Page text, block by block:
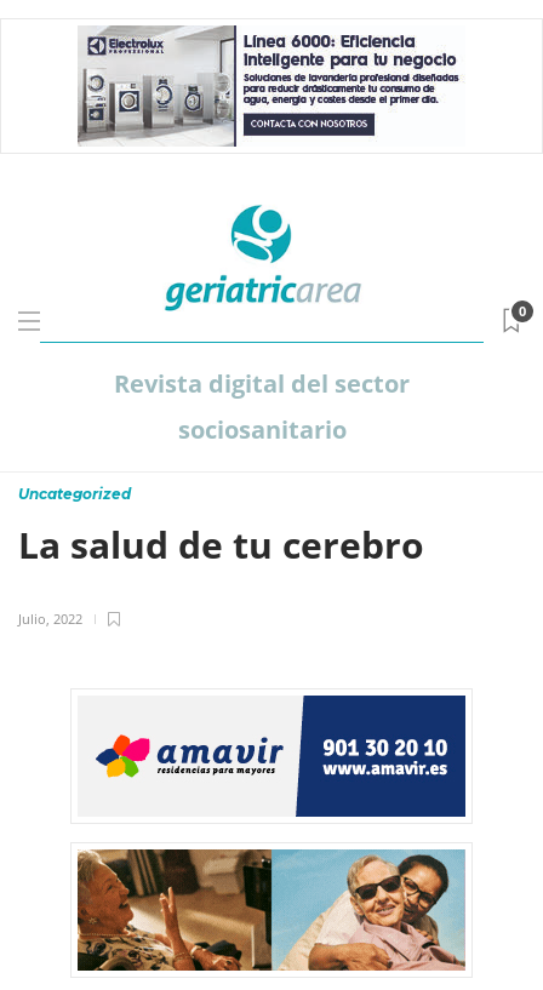
Revista digital del sector
sociosanitario
0
Uncategorized
La salud de tu cerebro
Julio, 2022